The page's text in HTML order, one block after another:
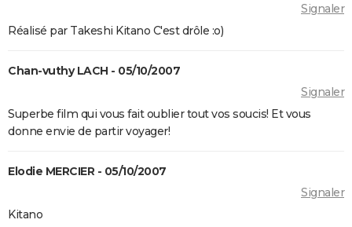
Signaler
Réalisé par Takeshi Kitano C'est drôle :o)
Chan-vuthy LACH - 05/10/2007
Signaler
Superbe film qui vous fait oublier tout vos soucis! Et vous
donne envie de partir voyager!
Elodie MERCIER - 05/10/2007
Signaler
Kitano